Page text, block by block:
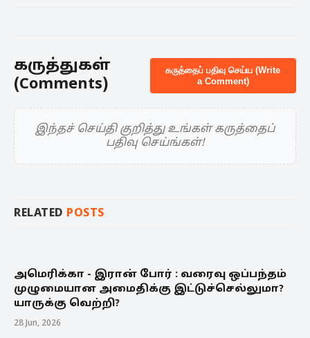
கருத்துகள்
(Comments)
கருத்தைப் பதிவு செய்ய (Write
a Comment)
இந்தச் செய்தி குறித்து உங்கள் கருத்தைப்
பதிவு செய்ங்கள்!
RELATED POSTS
அமெரிக்கா - இரான் போர் : வரைவு ஒப்பந்தம்
முழுமையான அமைதிக்கு இட்டுச்செல்லுமா?
யாருக்கு வெற்றி?
28 Jun, 2026